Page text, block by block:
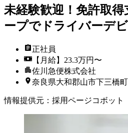
未経験歓迎！免許取
ープでドライバーデ
正社員
【月給】23.3万円〜
佐川急便株式会社
奈良県大和郡山市下三橋町
情報提供元 ： 採用ページコボット